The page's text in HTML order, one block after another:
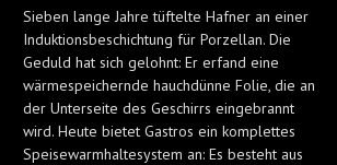
Sieben lange Jahre tüftelte Hafner an einer
Induktionsbeschichtung für Porzellan. Die
Geduld hat sich gelohnt: Er erfand eine
wärmespeichernde hauchdünne Folie, die an
der Unterseite des Geschirrs eingebrannt
wird. Heute bietet Gastros ein komplettes
Speisewarmhaltesystem an: Es besteht aus